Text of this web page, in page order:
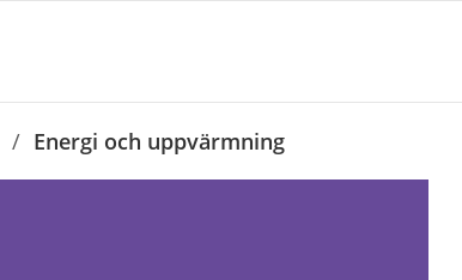
/ Energi och uppvärmning